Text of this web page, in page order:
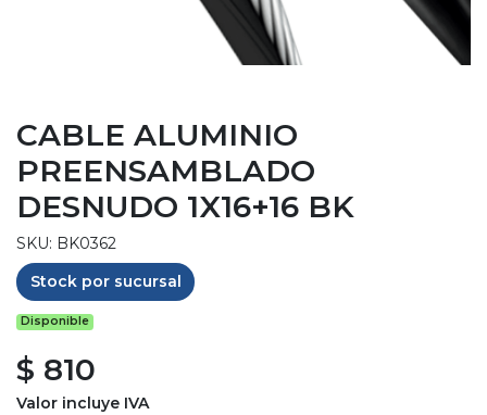
CABLE ALUMINIO
PREENSAMBLADO
DESNUDO 1X16+16 BK
SKU: BK0362
Stock por sucursal
Disponible
$ 810
Valor incluye IVA